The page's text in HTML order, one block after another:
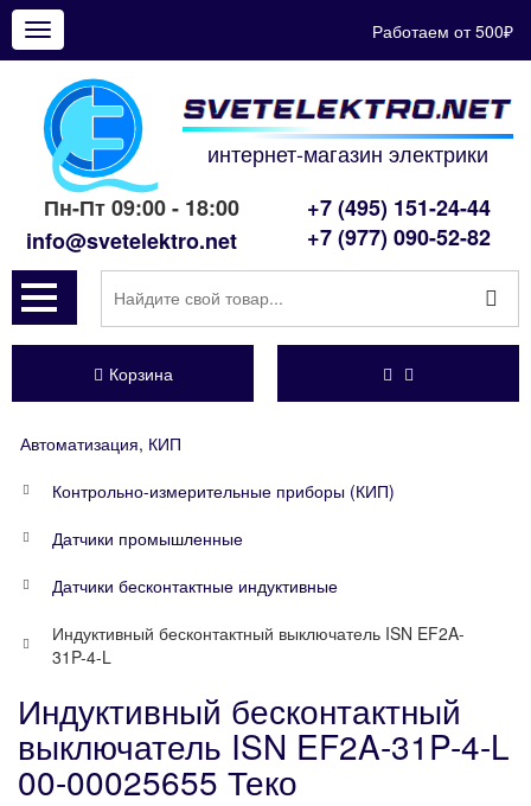
Показать
меню
Работаем от 500₽
интернет-магазин электрики
Пн-Пт 09:00 - 18:00
info@svetelektro.net
+7 (495) 151-24-44
+7 (977) 090-52-82
Корзина
Автоматизация, КИП
Контрольно-измерительные приборы (КИП)
Датчики промышленные
Датчики бесконтактные индуктивные
Индуктивный бесконтактный выключатель ISN EF2A-
31P-4-L
Индуктивный бесконтактный
выключатель ISN EF2A-31P-4-L
00-00025655 Теко